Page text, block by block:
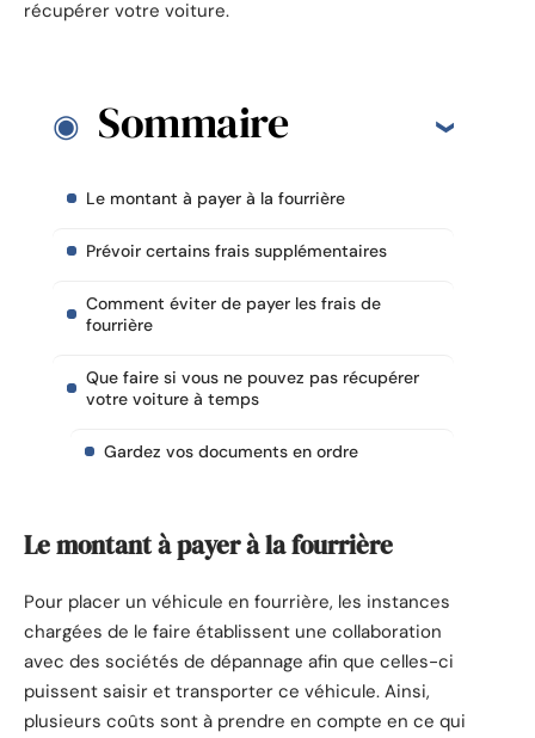
récupérer votre voiture.
Sommaire
Le montant à payer à la fourrière
Prévoir certains frais supplémentaires
Comment éviter de payer les frais de
fourrière
Que faire si vous ne pouvez pas récupérer
votre voiture à temps
Gardez vos documents en ordre
Le montant à payer à la fourrière
Pour placer un véhicule en fourrière, les instances
chargées de le faire établissent une collaboration
avec des sociétés de dépannage afin que celles-ci
puissent saisir et transporter ce véhicule. Ainsi,
plusieurs coûts sont à prendre en compte en ce qui